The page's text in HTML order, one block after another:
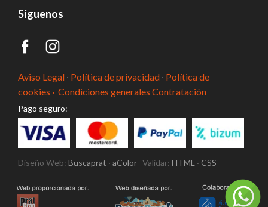
Síguenos
Aviso Legal · Política de privacidad · Política de
cookies · Condiciones generales Contratación
Pago seguro:
Diseño Web: Buscaprat · aColor Validar: HTML · CSS